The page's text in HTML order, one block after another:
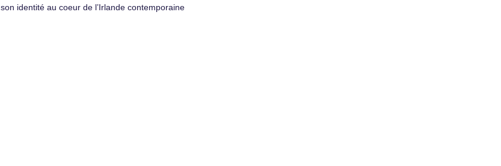
son identité au coeur de l’Irlande contemporaine